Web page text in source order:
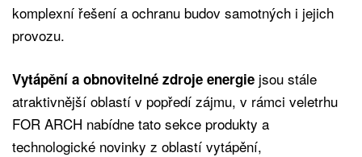
komplexní řešení a ochranu budov samotných i jejich
provozu.
Vytápění a obnovitelné zdroje energie jsou stále
atraktivnější oblastí v popředí zájmu, v rámci veletrhu
FOR ARCH nabídne tato sekce produkty a
technologické novinky z oblastí vytápění,